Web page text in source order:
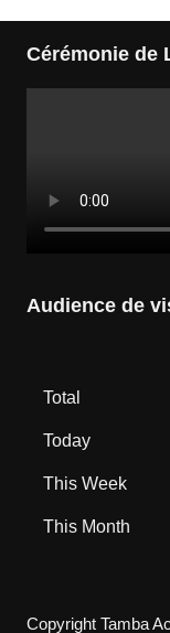
Cérémonie de
Audience de
Total
Today
This Week
This Month
Copyright Tamba